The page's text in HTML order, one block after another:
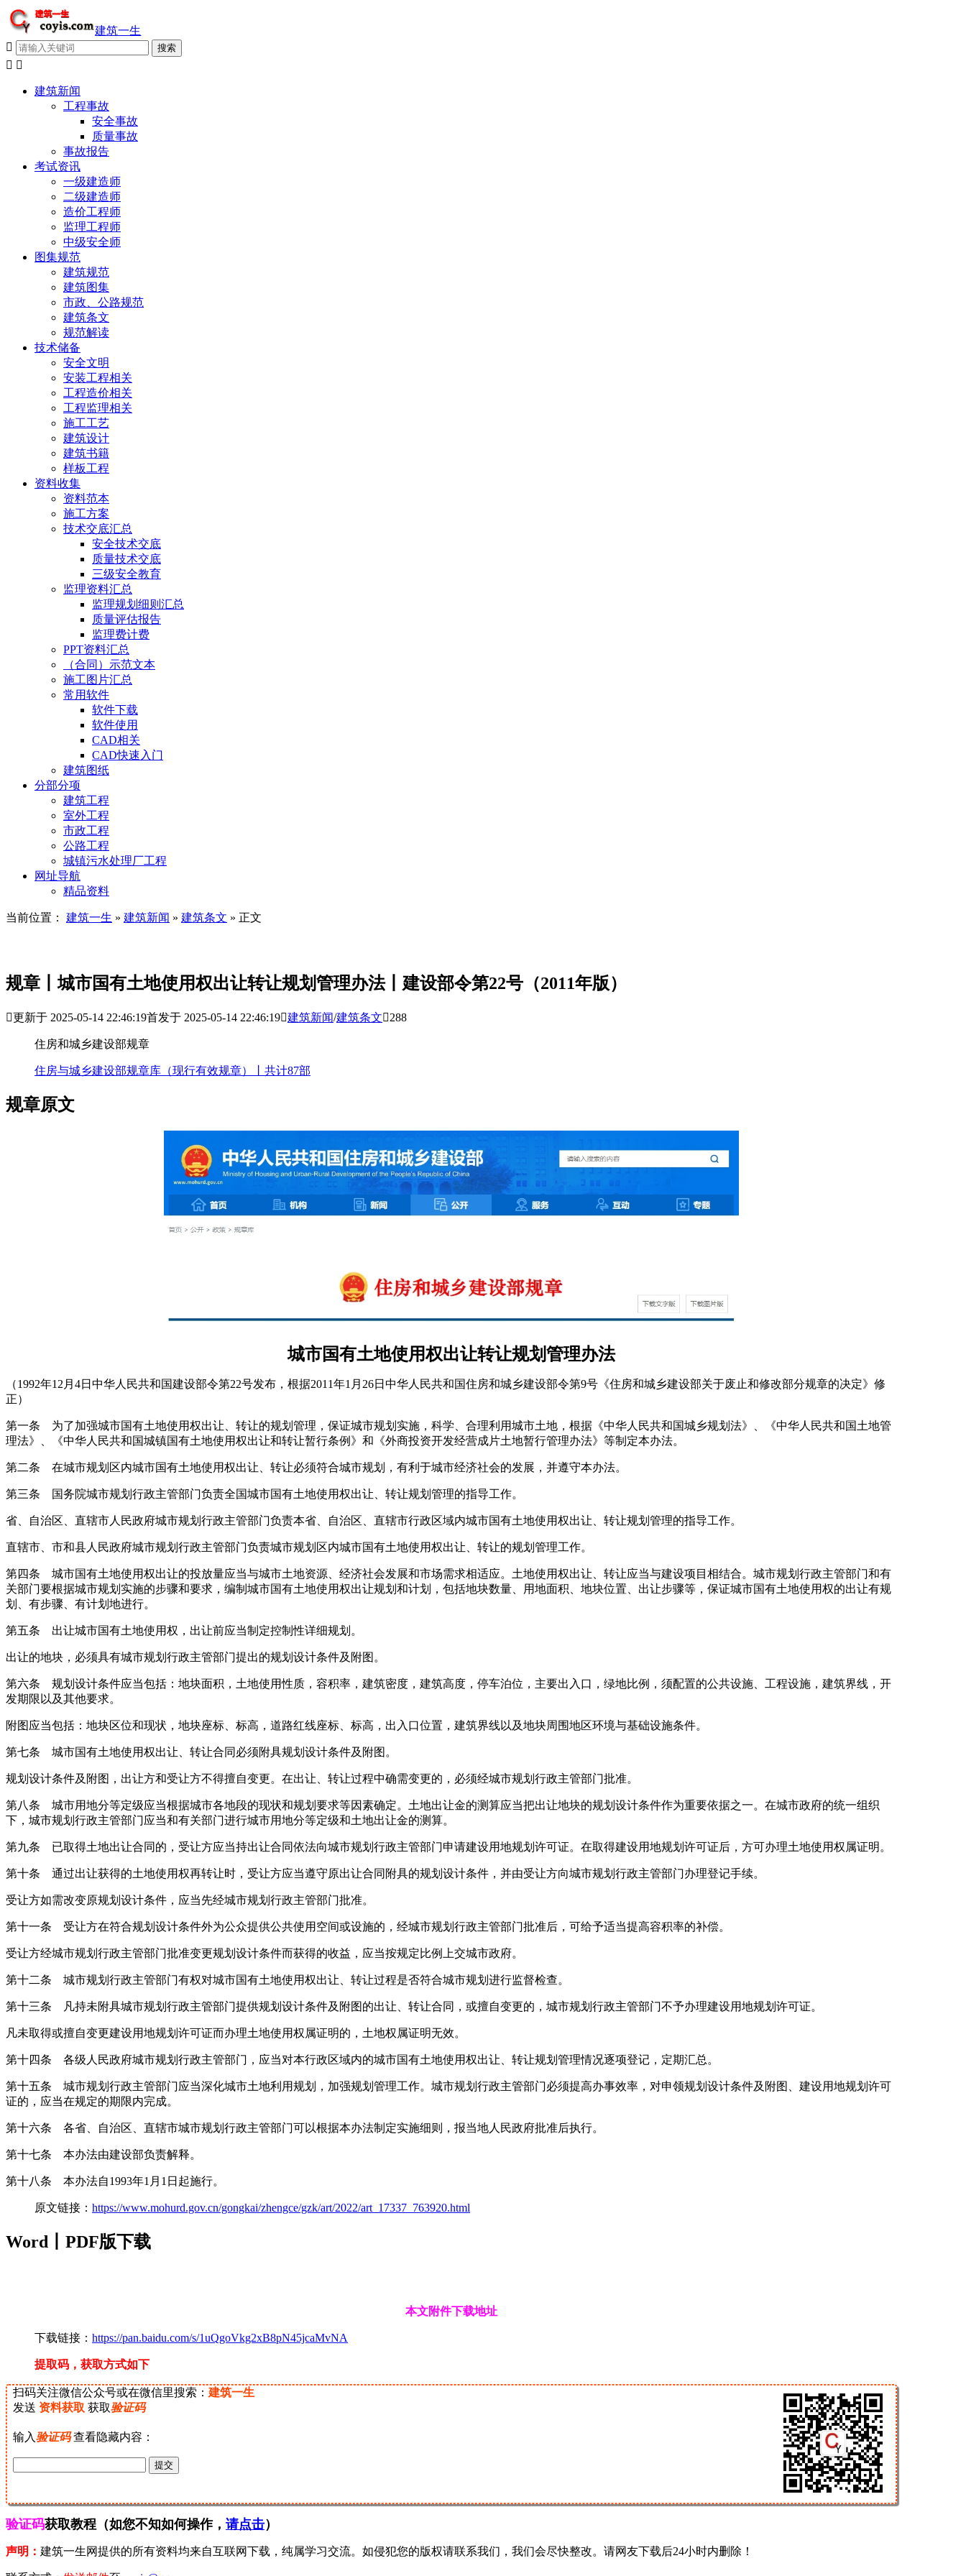
建筑一生

 
建筑新闻
工程事故
安全事故
质量事故
事故报告
考试资讯
一级建造师
二级建造师
造价工程师
监理工程师
中级安全师
图集规范
建筑规范
建筑图集
市政、公路规范
建筑条文
规范解读
技术储备
安全文明
安装工程相关
工程造价相关
工程监理相关
施工工艺
建筑设计
建筑书籍
样板工程
资料收集
资料范本
施工方案
技术交底汇总
安全技术交底
质量技术交底
三级安全教育
监理资料汇总
监理规划细则汇总
质量评估报告
监理费计费
PPT资料汇总
（合同）示范文本
施工图片汇总
常用软件
软件下载
软件使用
CAD相关
CAD快速入门
建筑图纸
分部分项
建筑工程
室外工程
市政工程
公路工程
城镇污水处理厂工程
网址导航
精品资料
当前位置： 建筑一生 » 建筑新闻 » 建筑条文 » 正文
规章丨城市国有土地使用权出让转让规划管理办法丨建设部令第22号（2011年版）
更新于 2025-05-14 22:46:19首发于 2025-05-14 22:46:19建筑新闻/建筑条文288
住房和城乡建设部规章
住房与城乡建设部规章库（现行有效规章）丨共计87部
规章原文
城市国有土地使用权出让转让规划管理办法
（1992年12月4日中华人民共和国建设部令第22号发布，根据2011年1月26日中华人民共和国住房和城乡建设部令第9号《住房和城乡建设部关于废止和修改部分规章的决定》修
正）
第一条 为了加强城市国有土地使用权出让、转让的规划管理，保证城市规划实施，科学、合理利用城市土地，根据《中华人民共和国城乡规划法》、《中华人民共和国土地管
理法》、《中华人民共和国城镇国有土地使用权出让和转让暂行条例》和《外商投资开发经营成片土地暂行管理办法》等制定本办法。
第二条 在城市规划区内城市国有土地使用权出让、转让必须符合城市规划，有利于城市经济社会的发展，并遵守本办法。
第三条 国务院城市规划行政主管部门负责全国城市国有土地使用权出让、转让规划管理的指导工作。
省、自治区、直辖市人民政府城市规划行政主管部门负责本省、自治区、直辖市行政区域内城市国有土地使用权出让、转让规划管理的指导工作。
直辖市、市和县人民政府城市规划行政主管部门负责城市规划区内城市国有土地使用权出让、转让的规划管理工作。
第四条 城市国有土地使用权出让的投放量应当与城市土地资源、经济社会发展和市场需求相适应。土地使用权出让、转让应当与建设项目相结合。城市规划行政主管部门和有
关部门要根据城市规划实施的步骤和要求，编制城市国有土地使用权出让规划和计划，包括地块数量、用地面积、地块位置、出让步骤等，保证城市国有土地使用权的出让有规
划、有步骤、有计划地进行。
第五条 出让城市国有土地使用权，出让前应当制定控制性详细规划。
出让的地块，必须具有城市规划行政主管部门提出的规划设计条件及附图。
第六条 规划设计条件应当包括：地块面积，土地使用性质，容积率，建筑密度，建筑高度，停车泊位，主要出入口，绿地比例，须配置的公共设施、工程设施，建筑界线，开
发期限以及其他要求。
附图应当包括：地块区位和现状，地块座标、标高，道路红线座标、标高，出入口位置，建筑界线以及地块周围地区环境与基础设施条件。
第七条 城市国有土地使用权出让、转让合同必须附具规划设计条件及附图。
规划设计条件及附图，出让方和受让方不得擅自变更。在出让、转让过程中确需变更的，必须经城市规划行政主管部门批准。
第八条 城市用地分等定级应当根据城市各地段的现状和规划要求等因素确定。土地出让金的测算应当把出让地块的规划设计条件作为重要依据之一。在城市政府的统一组织
下，城市规划行政主管部门应当和有关部门进行城市用地分等定级和土地出让金的测算。
第九条 已取得土地出让合同的，受让方应当持出让合同依法向城市规划行政主管部门申请建设用地规划许可证。在取得建设用地规划许可证后，方可办理土地使用权属证明。
第十条 通过出让获得的土地使用权再转让时，受让方应当遵守原出让合同附具的规划设计条件，并由受让方向城市规划行政主管部门办理登记手续。
受让方如需改变原规划设计条件，应当先经城市规划行政主管部门批准。
第十一条 受让方在符合规划设计条件外为公众提供公共使用空间或设施的，经城市规划行政主管部门批准后，可给予适当提高容积率的补偿。
受让方经城市规划行政主管部门批准变更规划设计条件而获得的收益，应当按规定比例上交城市政府。
第十二条 城市规划行政主管部门有权对城市国有土地使用权出让、转让过程是否符合城市规划进行监督检查。
第十三条 凡持未附具城市规划行政主管部门提供规划设计条件及附图的出让、转让合同，或擅自变更的，城市规划行政主管部门不予办理建设用地规划许可证。
凡未取得或擅自变更建设用地规划许可证而办理土地使用权属证明的，土地权属证明无效。
第十四条 各级人民政府城市规划行政主管部门，应当对本行政区域内的城市国有土地使用权出让、转让规划管理情况逐项登记，定期汇总。
第十五条 城市规划行政主管部门应当深化城市土地利用规划，加强规划管理工作。城市规划行政主管部门必须提高办事效率，对申领规划设计条件及附图、建设用地规划许可
证的，应当在规定的期限内完成。
第十六条 各省、自治区、直辖市城市规划行政主管部门可以根据本办法制定实施细则，报当地人民政府批准后执行。
第十七条 本办法由建设部负责解释。
第十八条 本办法自1993年1月1日起施行。
原文链接： https://www.mohurd.gov.cn/gongkai/zhengce/gzk/art/2022/art_17337_763920.html
Word丨PDF版下载
本文附件下载地址
下载链接： https://pan.baidu.com/s/1uQgoVkg2xB8pN45jcaMvNA
提取码，获取方式如下
扫码关注微信公众号或在微信里搜索： 建筑一生
发送 资料获取 获取验证码
输入验证码查看隐藏内容：
验证码获取教程（如您不知如何操作， 请点击）
声明： 建筑一生网提供的所有资料均来自互联网下载，纯属学习交流。如侵犯您的版权请联系我们，我们会尽快整改。请网友下载后24小时内删除！